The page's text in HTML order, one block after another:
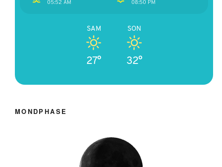
05:52 AM 08:50 PM
SAM
27°
SON
32°
MONDPHASE